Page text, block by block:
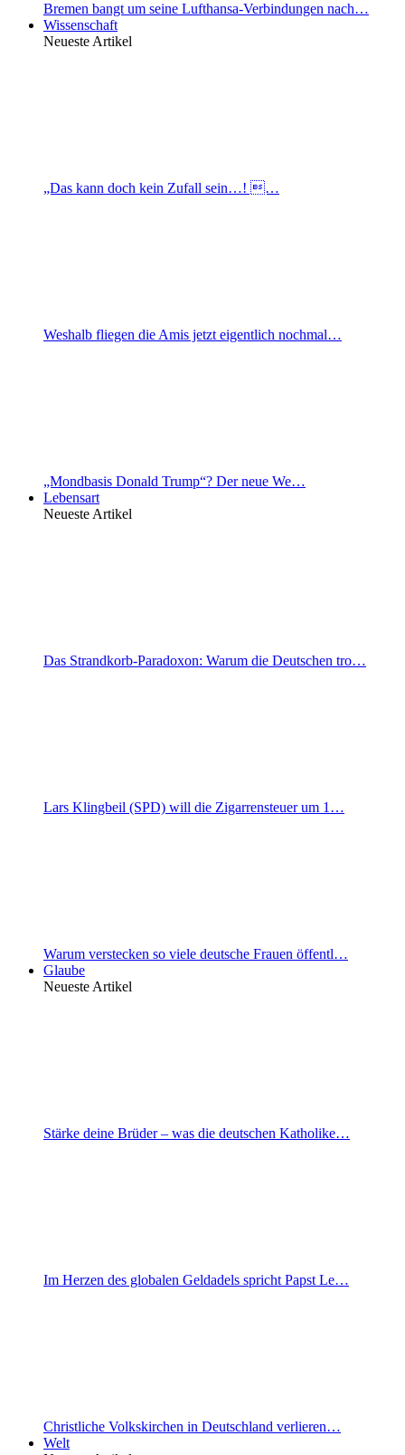
Bremen bangt um seine Lufthansa-Verbindungen nach…
Wissenschaft
Neueste Artikel
„Das kann doch kein Zufall sein…! …
Weshalb fliegen die Amis jetzt eigentlich nochmal…
„Mondbasis Donald Trump“? Der neue We…
Lebensart
Neueste Artikel
Das Strandkorb-Paradoxon: Warum die Deutschen tro…
Lars Klingbeil (SPD) will die Zigarrensteuer um 1…
Warum verstecken so viele deutsche Frauen öffentl…
Glaube
Neueste Artikel
Stärke deine Brüder – was die deutschen Katholike…
Im Herzen des globalen Geldadels spricht Papst Le…
Christliche Volkskirchen in Deutschland verlieren…
Welt